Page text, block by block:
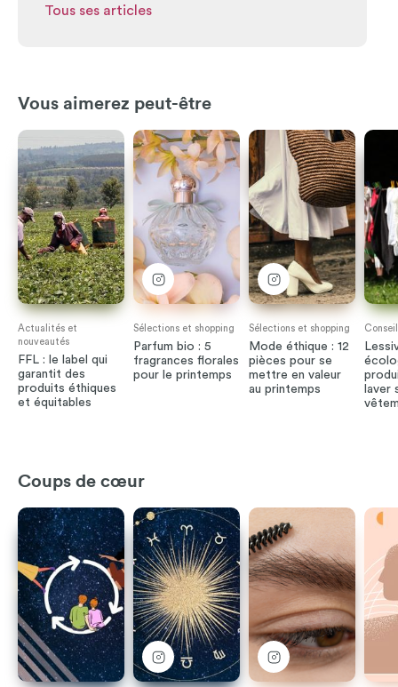
Tous ses articles
Vous aimerez peut-être
Actualités et
nouveautés
FFL : le label qui
garantit des
produits éthiques
et équitables
Sélections et shopping
Parfum bio : 5
fragrances florales
pour le printemps
Sélections et shopping
Mode éthique : 12
pièces pour se
mettre en valeur
au printemps
laver
Coups de cœur